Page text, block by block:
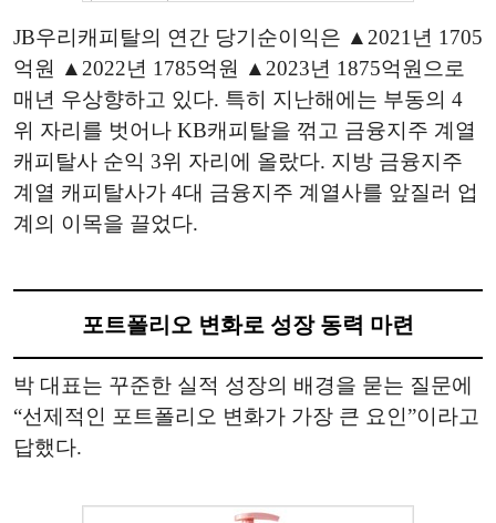
JB우리캐피탈의 연간 당기순이익은 ▲2021년 1705
억원 ▲2022년 1785억원 ▲2023년 1875억원으로
매년 우상향하고 있다. 특히 지난해에는 부동의 4
위 자리를 벗어나 KB캐피탈을 꺾고 금융지주 계열
캐피탈사 순익 3위 자리에 올랐다. 지방 금융지주
계열 캐피탈사가 4대 금융지주 계열사를 앞질러 업
계의 이목을 끌었다.
포트폴리오 변화로 성장 동력 마련
박 대표는 꾸준한 실적 성장의 배경을 묻는 질문에
“선제적인 포트폴리오 변화가 가장 큰 요인”이라고
답했다.